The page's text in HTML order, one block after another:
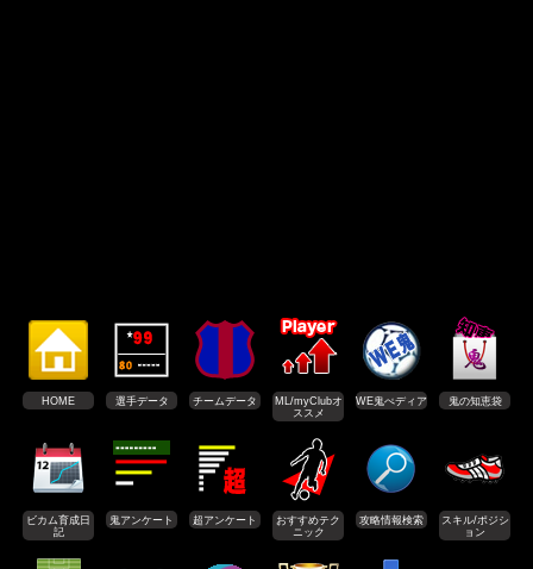
HOME 選手データ チームデータ
ML/myClubオ
ススメ
WE鬼ぺディア 鬼の知恵袋
ビカム育成日
記
鬼アンケート 超アンケート
おすすめテク
ニック
攻略情報検索
スキル/ポジシ
ョン